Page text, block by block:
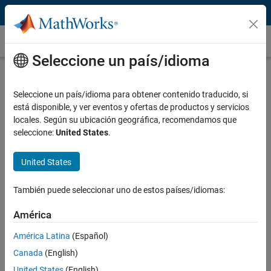
Saltar al contenido
Soporte de Simulink para hardware integrado
hardware integrado
ConSimulink®, puede diseñar algoritmos y modelos, y ejecutarlos en
hardware integrado de bajo coste, comoArduino®, LEGO®
MINDSTORMS®NXT™ y EV3™, y Raspberry Pi
amplia gama de aplicaciones de hardware integrado como sistemas
de control, robótica, procesamiento de audio y visión artificial.
El soporte de Simulink para hardware integrado de bajo coste
doméstico.
El soporte Simulink para hardware integrado
Instalación y configuración automatizadas
Seleccione un país/idioma
Seleccione un país/idioma para obtener contenido traducido, si
está disponible, y ver eventos y ofertas de productos y servicios
locales. Según su ubicación geográfica, recomendamos que
seleccione:United States.
United States
También puede seleccionar uno de estos países/idiomas:
América
América Latina (Español)
Canada (English)